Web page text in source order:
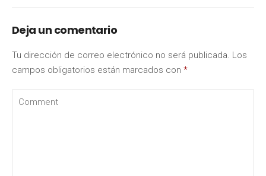
Deja un comentario
Tu dirección de correo electrónico no será publicada. Los
campos obligatorios están marcados con *